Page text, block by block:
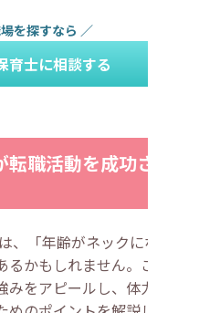
を探すなら ／
育士に相談する
職活動を成功さ
「年齢がネックになる
かもしれません。ここで
をアピールし、体力的に